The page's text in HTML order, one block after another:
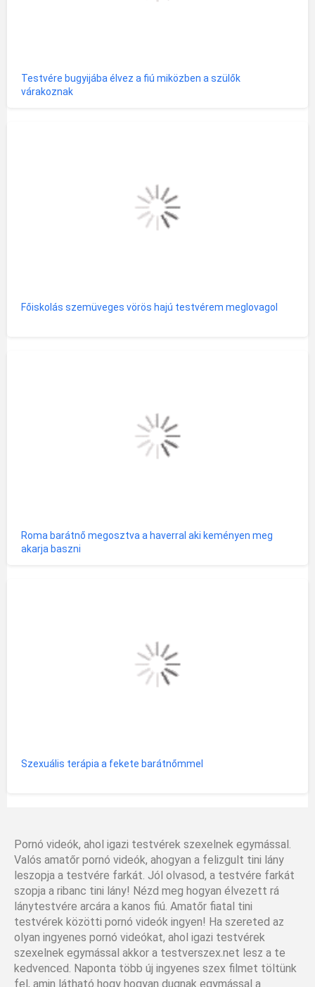
Testvére bugyijába élvez a fiú miközben a szülők
várakoznak
Főiskolás szemüveges vörös hajú testvérem meglovagol
Roma barátnő megosztva a haverral aki keményen meg
akarja baszni
Szexuális terápia a fekete barátnőmmel
Pornó videók, ahol igazi testvérek szexelnek egymással.
Valós amatőr pornó videók, ahogyan a felizgult tini lány
leszopja a testvére farkát. Jól olvasod, a testvére farkát
szopja a ribanc tini lány! Nézd meg hogyan élvezett rá
lánytestvére arcára a kanos fiú. Amatőr fiatal tini
testvérek közötti pornó videók ingyen! Ha szereted az
olyan ingyenes pornó videókat, ahol igazi testvérek
szexelnek egymással akkor a testverszex.net lesz a te
kedvenced. Naponta több új ingyenes szex filmet töltünk
fel, amin látható hogy hogyan dugnak egymással a